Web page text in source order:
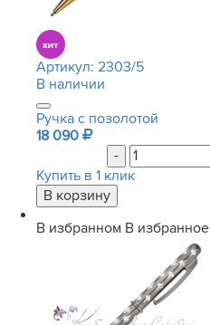
Артикул: 2303/5
В наличии
Ручка с позолотой
18 090
-
Купить в 1 клик
В избранном В избранное